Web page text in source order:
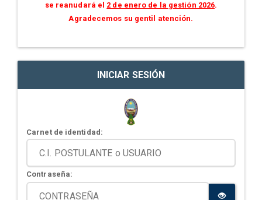
se reanudará el 2 de enero de la gestión 2026.
Agradecemos su gentil atención.
INICIAR SESIÓN
Carnet de identidad:
Contraseña: